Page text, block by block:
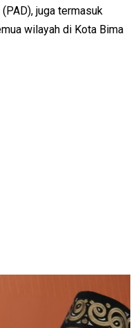
juga termasuk
wilayah di Kota Bima